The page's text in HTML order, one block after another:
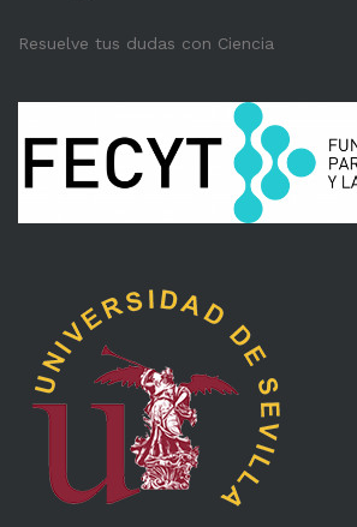
Resuelve tus dudas con Ciencia